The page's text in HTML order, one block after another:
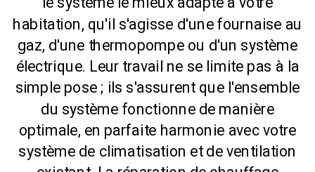
habitation, qu'il s'agisse d'une fournaise au
gaz, d'une thermopompe ou d'un système
électrique. Leur travail ne se limite pas à la
simple pose ; ils s'assurent que l'ensemble
du système fonctionne de manière
optimale, en parfaite harmonie avec votre
système de climatisation et de ventilation